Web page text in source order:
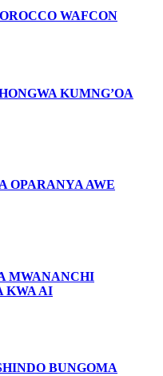
WAFCON
KUMNG’OA
OPARANYA AWE
MWANANCHI
KWA AI
BUNGOMA